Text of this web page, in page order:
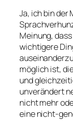
Ja, ich bin der
Meinung,
wichtigere
möglich ist,
und
unverändert
nicht mehr
eine nicht-